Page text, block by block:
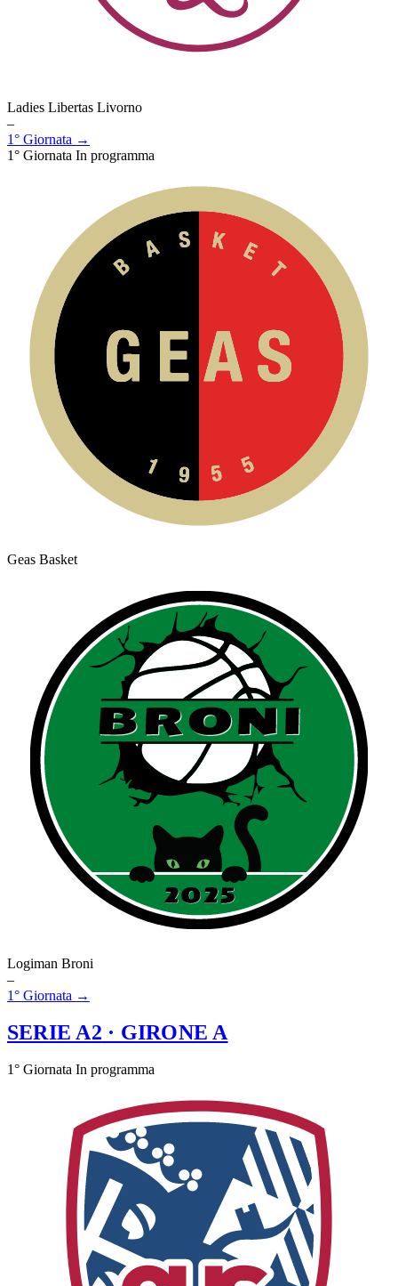
Ladies Libertas Livorno
–
1° Giornata →
1° Giornata In programma
Geas Basket
Logiman Broni
–
1° Giornata →
SERIE A2 · GIRONE A
1° Giornata In programma